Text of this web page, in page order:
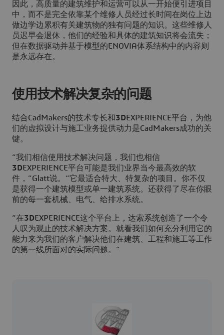
因此，高质量的建筑维护和运营可以从一开始便引进项目
中，而不是完全依靠某个维修人员经过长时间在岗位上边
做边学边累积有关建筑物的独有问题的知识。这些维修人
员迟早会退休，他们的经验和具体的建筑知识将会流失；
但在数据驱动并基于模型的ENOVIA体系结构中的内容则
是永远存在。
使用技术解决复杂的问题
结合CadMakers的技术专长和3DEXPERIENCE平台，为他
们的虚拟设计与施工业务提供动力是CadMakers成功的关
键。
“我们相信使用技术解决问题，我们也相信
3DEXPERIENCE平台可能是我们业界当今最高效的软
件，”Glatt说。“它最适合特大、特复杂的项目。你不仅
是获得一个建筑模型或单一建筑系统。还获得了尽在你眼
前的每一套机械、电气、给排水系统。
“在3DEXPERIENCE这个平台上，达索系统创造了一个令
人叹为观止的技术解决方案。就看我们如何充分利用它的
能力来为我们的客户解决他们在建筑、工程和施工等工作
的第一线所面对的实际问题。”